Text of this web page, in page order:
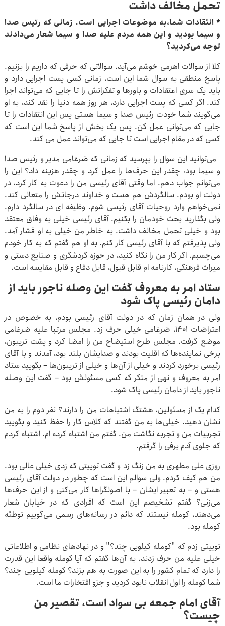
تحمل مخالف داشت
* انتقادات شما،به موضوعات اجرایی است. زمانی که رئیس صدا
و سیما بودید و این همه مردم علیه صدا و سیما شعار می‌دادند
توجه می‌کردید؟
کلا از سوالات اهرمی خوشم می‌آید. سوالاتی که حرفی که داریم را بزنیم.
پاسخ منطقی به سوال شما این است، ‌زمانی کسی پست اجرایی دارد و
باید یک سری اعتقادات و باورها و تفکراتش را تا جایی که می‌تواند اجرا
کند. اگر کسی که پست اجرایی دارد، هر روز همه دنیا را نقد کند، به او
می‌گویند شما خودت رئیس صدا و سیما هستی پس این انتقادات را تا
جایی که می‌توانی عمل کن. پس یک بخش از پاسخ شما این است که
کسی که در مقام اجرایی است تا جایی که می‌تواند عمل می کند.
می‌توانید این سوال را بپرسید که زمانی که ضرغامی مدیر و رئیس صدا
و سیما بود، چقدر این حرف‌ها را عمل کرد و چقدر هزینه داد؟ این را
می‌توانم جواب دهم. اما وقتی آقای رئیسی من را دعوت به کار کرد، در
دولت او بودم. سالگردش هم هست و خداوند درجاتش را متعالی کند.
نمی‌خواهم وارد روحیات آقای رئیسی شوم. وظیفه ای در سالگرد دارم.
ولی بگذارید بحث خودمان را بکنیم. آقای رئیسی خیلی به وفاق معتقد
بود و خیلی تحمل مخالف داشت. به خاطر من خیلی به او فشار آمد.
ولی پذیرفتم که با آقای رئیسی کار کنم. به او هم گفتم که به کار خودم
می‌چسبم. اگر کار من را نگاه کنید، در حوزه گردشگری و صنایع دستی و
میراث فرهنگی، کارنامه ام قابل قبول، قابل دفاع و قابل مقایسه است.
ستاد امر به معروف گفت این وصله ناجور باید از
دامان رئیسی پاک شود
ولی در همان زمان که در دولت آقای رئیسی بودم، به خصوص در
اعتراضات ۱۴۰۱، ضرغامی خیلی حرف زد. مجلس مرتبا علیه ضرغامی
موضع گرفت. مجلس طرح استیضاح من را امضا کرد و پشت تریبون،
برخی نماینده‌ها که اقلیت بودند و صدایشان بلند بود، آمدند و با آقای
رئیسی برخورد کردند و خیلی از آن‌ها و خیلی از تریبون‌ها – بگویید ستاد
امر به معروف و نهی از منکر که کسی مسئولش بود – گفت این وصله
ناجور باید از دامان رئیسی پاک شود.
کدام یک از مسئولین، هشتگ اشتباهات من را دارند؟ نفر دوم را به من
نشان دهید. خیلی‌ها به من گفتند که کلاس کار را حفظ کنید و بگویید
تجربیات من و تجربه نگاشت من. گفتم من اشتباه کرده ام. اشتباه کردم
که جلوی آدم برفی را گرفتم.
روزی علی مطهری به من زنگ زد و گفت توییتی که زدی خیلی عالی بود.
من هم کیف کردم. ولی سوالم این است که چطور در دولت آقای رئیسی
هستی و – به تعبیر ایشان – با اصولگراها کار می‌کنی و از این حرف‌ها
می‌زنی؟ گفتم تشخیصم این است که افرادی که در خیابان شعار
می‌دهند، کومله نیستند که دائم در رسانه‌های رسمی می‌گوییم توطئه
کومله بود.
توییتی زدم که "کومله کیلویی چند؟" و در نهادهای نظامی و اطلاعاتی
خیلی علیه من حرف زدند. به آن‌ها گفتم که آیا کومله واقعا این قدرت
را دارد که تمام کشور را به این صورت به هم بزند؟ کومله کیلویی چند؟
شما کومله را اول انقلاب نابود کردید و جزو افتخارات ما است.
آقای امام جمعه بی سواد است، تقصیر من
چیست؟